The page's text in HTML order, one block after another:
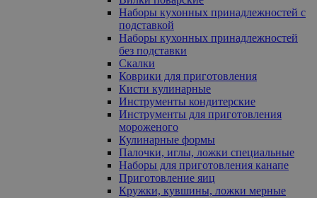
Наборы кухонных принадлежностей с
подставкой
Наборы кухонных принадлежностей
без подставки
Скалки
Коврики для приготовления
Кисти кулинарные
Инструменты кондитерские
Инструменты для приготовления
мороженого
Кулинарные формы
Палочки, иглы, ложки специальные
Наборы для приготовления канапе
Приготовление яиц
Кружки, кувшины, ложки мерные